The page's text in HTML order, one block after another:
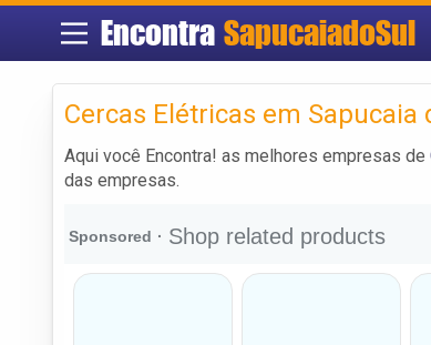
Encontra SapucaiadoSul
Cercas Elétricas em Sapucaia
Aqui você Encontra! as melhores empresas de
das empresas.